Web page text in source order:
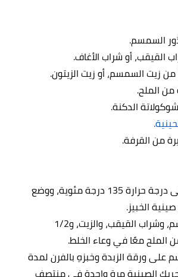
تسخين الفرن على درجة حرارة 135 درجة مئوية، ووضع
الخبيز.
مزج بذور السمسم، وشراب القيقب، والزيت، و1/2
معًا في وعاء الخلط.
على ورقة الزبدة وخبزهِ بالفرن لمدة